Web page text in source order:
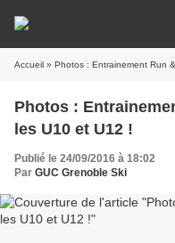
Accueil » Photos : Entrainement Run
Photos :
les U10 et U12 !
Publié le 24/09/2016 à 18:02
Par GUC Grenoble Ski